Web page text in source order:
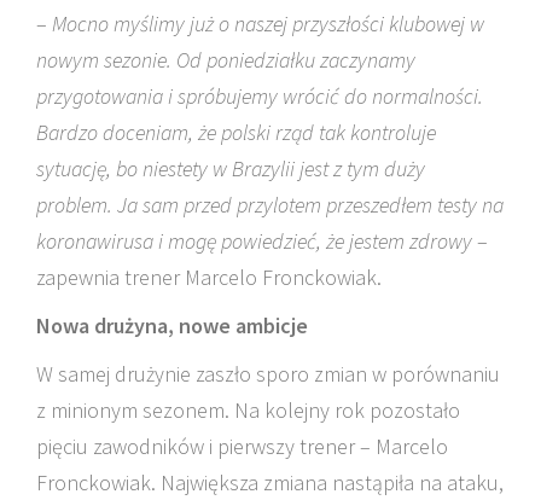
– Mocno myślimy już o naszej przyszłości klubowej w
nowym sezonie. Od poniedziałku zaczynamy
przygotowania i spróbujemy wrócić do normalności.
Bardzo doceniam, że polski rząd tak kontroluje
sytuację, bo niestety w Brazylii jest z tym duży
problem. Ja sam przed przylotem przeszedłem testy na
koronawirusa i mogę powiedzieć, że jestem zdrowy–
zapewnia trener Marcelo Fronckowiak.
Nowa drużyna, nowe ambicje
W samej drużynie zaszło sporo zmian w porównaniu
z minionym sezonem. Na kolejny rok pozostało
pięciu zawodników i pierwszy trener – Marcelo
Fronckowiak. Największa zmiana nastąpiła na ataku,